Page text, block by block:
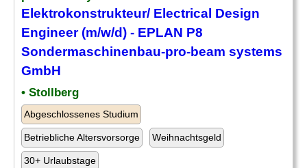
Elektrokonstrukteur/ Electrical Design
Engineer(m/w/d) - EPLAN P8
Sondermaschinenbau-pro-beam systems
GmbH
• Stollberg
Abgeschlossenes Studium
Betriebliche Altersvorsorge Weihnachtsgeld
30+ Urlaubstage